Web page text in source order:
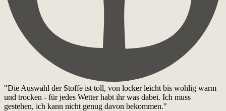
"Die Auswahl der Stoffe ist toll, von locker leicht bis wohlig warm
und trocken - für jedes Wetter habt ihr was dabei. Ich muss
gestehen, ich kann nicht genug davon bekommen."